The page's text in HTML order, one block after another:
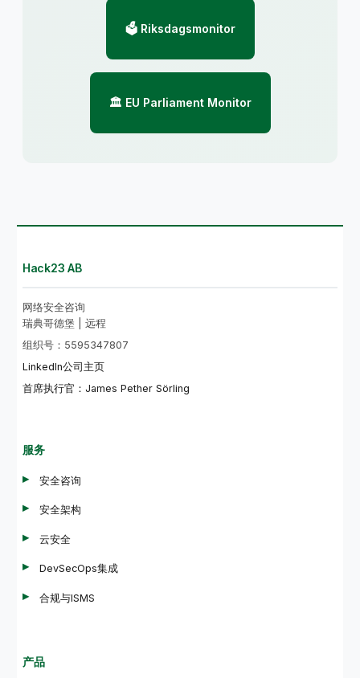
🗳️ Riksdagsmonitor
🏛️ EU Parliament Monitor
Hack23 AB
网络安全咨询
瑞典哥德堡 | 远程
组织号：5595347807
LinkedIn公司主页
首席执行官：James Pether Sörling
服务
安全咨询
安全架构
云安全
DevSecOps集成
合规与ISMS
产品